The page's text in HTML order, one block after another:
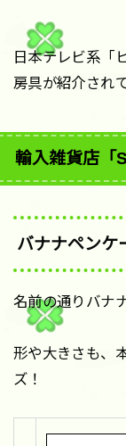
日本テレビ系「
房具が紹介され
輸入雑貨店「
バナナペンケ
名前の通りバナ
形や大きさも、
ズ！